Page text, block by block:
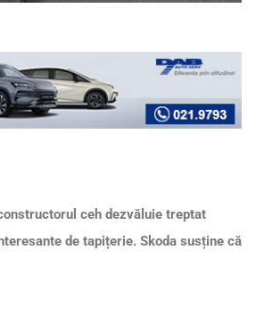
ceh dezvăluie treptat
de tapițerie. Skoda susține că